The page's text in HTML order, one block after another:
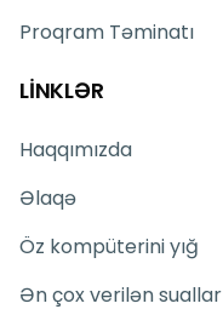
Proqram Təminatı
LİNKLƏR
Haqqımızda
Əlaqə
Öz kompüterini yığ
Ən çox verilən suallar